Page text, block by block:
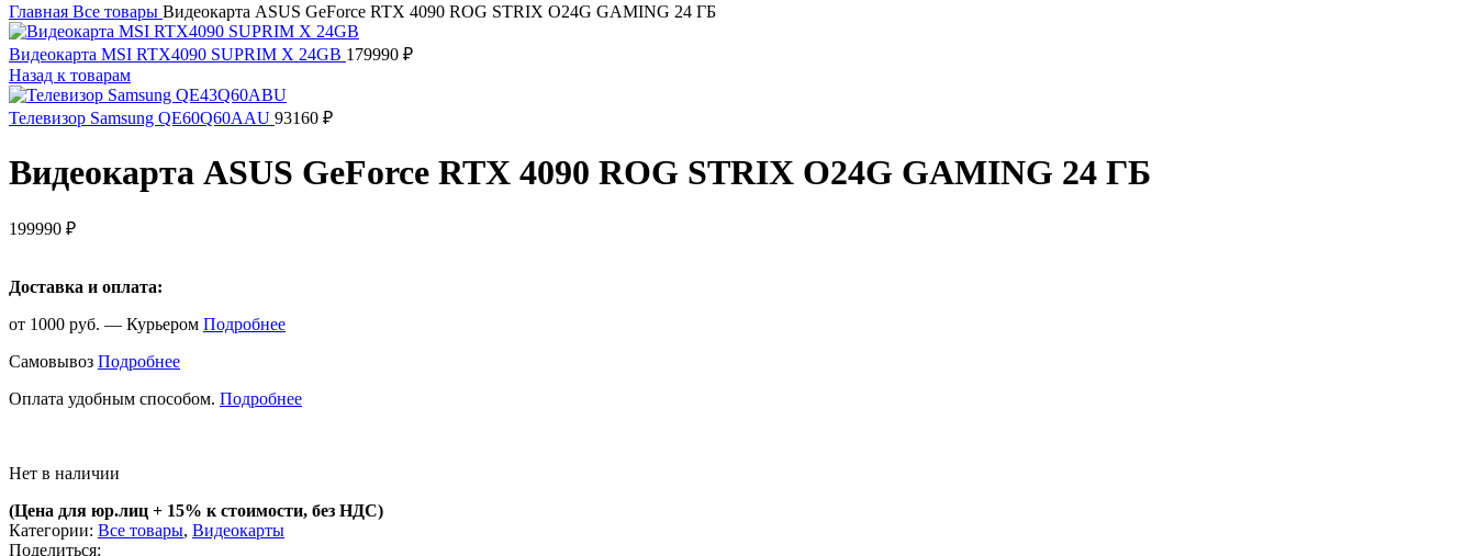
Главная Все товары Видеокарта ASUS GeForce RTX 4090 ROG STRIX O24G GAMING 24 ГБ
Видеокарта MSI RTX4090 SUPRIM X 24GB 179990 ₽
Назад к товарам
Телевизор Samsung QE60Q60AAU 93160 ₽
Видеокарта ASUS GeForce RTX 4090 ROG STRIX O24G GAMING 24 ГБ
199990 ₽
Доставка и оплата:
от 1000 руб. — Курьером Подробнее
Самовывоз Подробнее
Оплата удобным способом. Подробнее
Нет в наличии
(Цена для юр.лиц + 15% к стоимости, без НДС)
Категории: Все товары, Видеокарты
Поделиться: